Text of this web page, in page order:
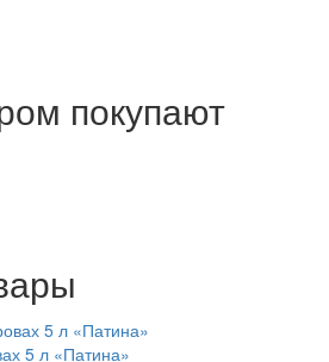
покупают
5 л «Патина»